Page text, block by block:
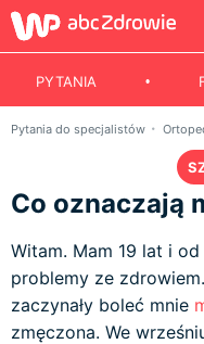
PYTANIA
Pytania do specjalistów
Co oznaczają
Witam. Mam 19 lat i
problemy ze
zaczynały boleć mnie
zmęczona. We